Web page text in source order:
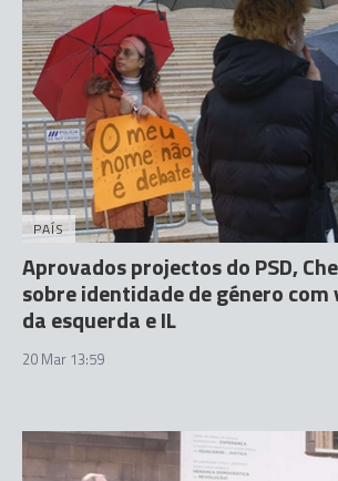
PAÍS
Aprovados projectos do PSD,
sobre identidade de género
da esquerda e IL
20 Mar 13:59